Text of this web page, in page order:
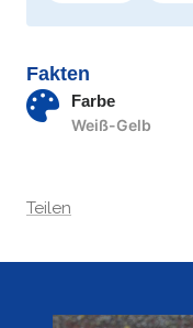
Fakten
Farbe
Weiß-Gelb
Teilen